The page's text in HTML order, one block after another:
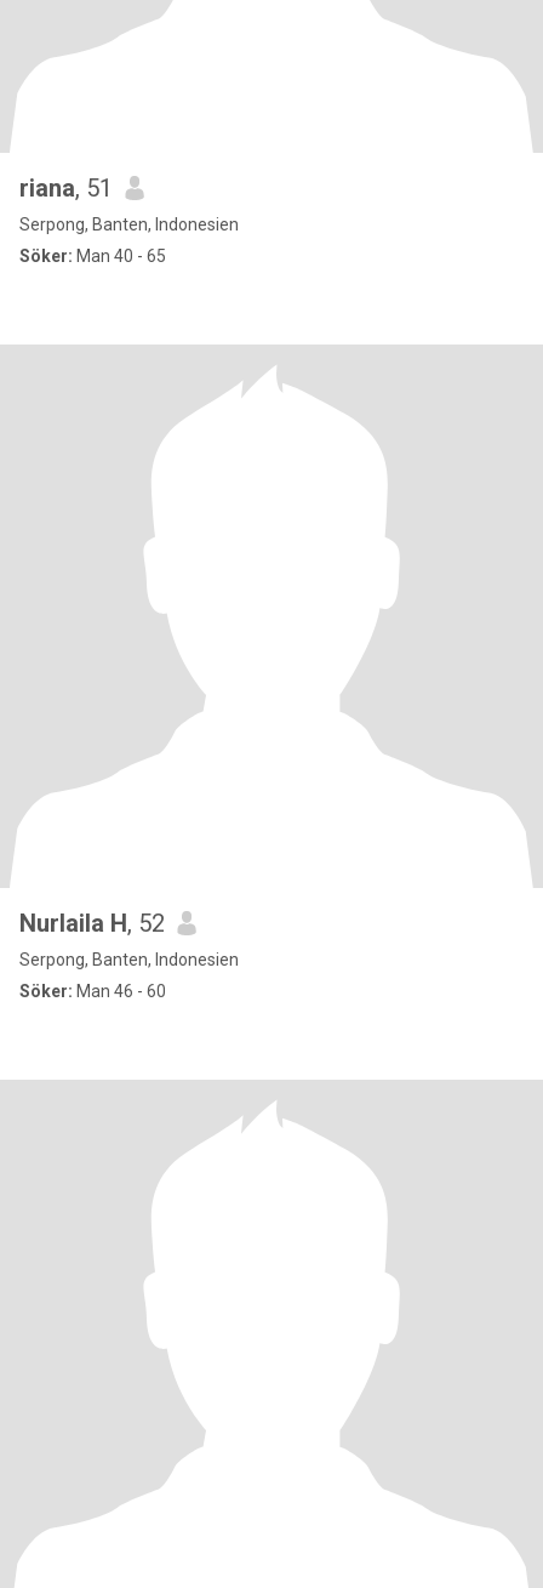
riana, 51
Serpong, Banten, Indonesien
Söker: Man 40 - 65
Nurlaila H, 52
Serpong, Banten, Indonesien
Söker: Man 46 - 60